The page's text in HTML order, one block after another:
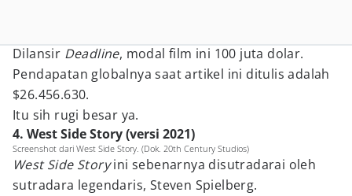
Dilansir Deadline, modal film ini 100 juta dolar.
Pendapatan globalnya saat artikel ini ditulis adalah
$26.456.630.
Itu sih rugi besar ya.
4. West Side Story (versi 2021)
Screenshot dari West Side Story. (Dok. 20th Century Studios)
West Side Storyini sebenarnya disutradarai oleh
sutradara legendaris, Steven Spielberg.